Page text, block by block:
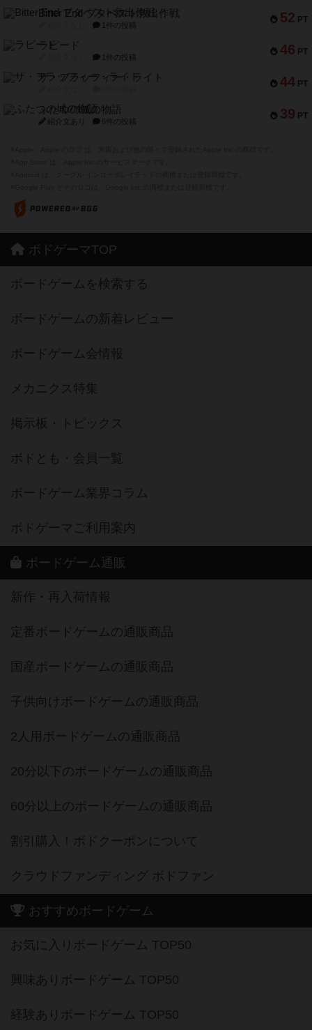
52 PT
Bitter End ブタペスト救出作戦
1件の投稿
46 PT
ラピード
1件の投稿
44 PT
ザ・フラッフィー・ライト
39 PT
ふたつの城の物語
紹介文あり 6件の投稿
ボドゲーマTOP
ボードゲームを検索する
ボードゲームの新着レビュー
ボードゲーム会情報
メカニクス特集
掲示板・トピックス
ボドとも・会員一覧
ボードゲーム業界コラム
ボドゲーマご利用案内
ボードゲーム通販
新作・再入荷情報
定番ボードゲームの通販商品
国産ボードゲームの通販商品
子供向けボードゲームの通販商品
2人用ボードゲームの通販商品
20分以下のボードゲームの通販商品
60分以上のボードゲームの通販商品
割引購入！ボドクーポンについて
クラウドファンディング ボドファン
おすすめボードゲーム
お気に入りボードゲーム TOP50
興味ありボードゲーム TOP50
経験ありボードゲーム TOP50